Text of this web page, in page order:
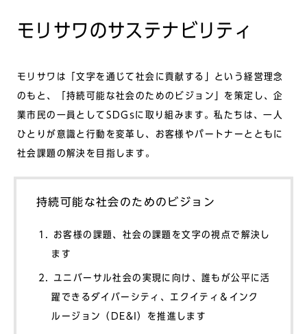
モリサワのサステナビリティ
モリサワは「⽂字を通じて社会に貢献する」という経営理念
のもと、「持続可能な社会のためのビジョン」を策定し、企
業市⺠の⼀員としてSDGsに取り組みます。私たちは、⼀⼈
ひとりが意識と⾏動を変⾰し、お客様やパートナーとともに
社会課題の解決を⽬指します。
持続可能な社会のためのビジョン
お客様の課題、社会の課題を⽂字の視点で解決し
ます
ユニバーサル社会の実現に向け、誰もが公平に活
躍できるダイバーシティ、エクイティ＆インク
ルージョン（DE&I）を推進します